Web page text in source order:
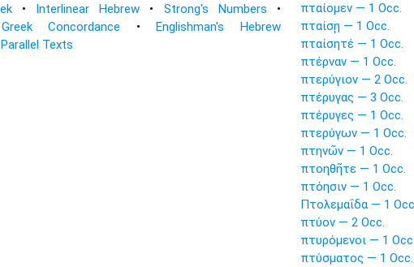
• Interlinear Hebrew • Strong's Numbers •
Concordance •Englishman's Hebrew
Parallel Texts
πταίομεν — 1 Occ.
πταίσῃ — 1 Occ.
πταίσητέ — 1 Occ.
πτέρναν — 1 Occ.
πτερύγιον — 2 Occ.
πτέρυγας — 3 Occ.
πτέρυγες — 1 Occ.
πτερύγων — 1 Occ.
πτηνῶν — 1 Occ.
πτοηθῆτε — 1 Occ.
πτόησιν — 1 Occ.
Πτολεμαΐδα — 1
πτύον — 2 Occ.
πτυρόμενοι — 1 Occ.
πτύσματος — 1 Occ.